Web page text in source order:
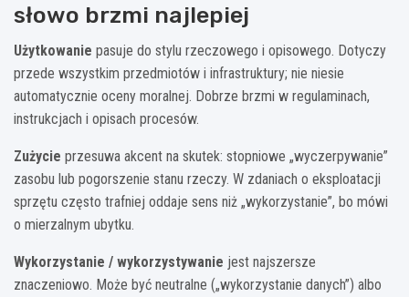
słowo brzmi najlepiej
Użytkowanie pasuje do stylu rzeczowego i opisowego. Dotyczy
przede wszystkim przedmiotów i infrastruktury; nie niesie
automatycznie oceny moralnej. Dobrze brzmi w regulaminach,
instrukcjach i opisach procesów.
Zużycie przesuwa akcent na skutek: stopniowe „wyczerpywanie”
zasobu lub pogorszenie stanu rzeczy. W zdaniach o eksploatacji
sprzętu często trafniej oddaje sens niż „wykorzystanie”, bo mówi
o mierzalnym ubytku.
Wykorzystanie / wykorzystywanie jest najszersze
znaczeniowo. Może być neutralne („wykorzystanie danych”) albo